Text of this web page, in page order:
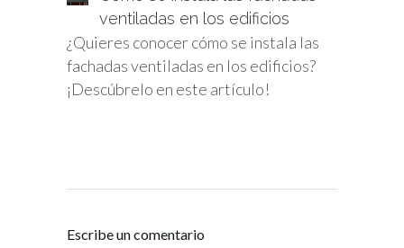
ventiladas en los edificios
¿Quieres conocer cómo se instala las
fachadas ventiladas en los edificios?
¡Descúbrelo en este artículo!
Escribe un comentario